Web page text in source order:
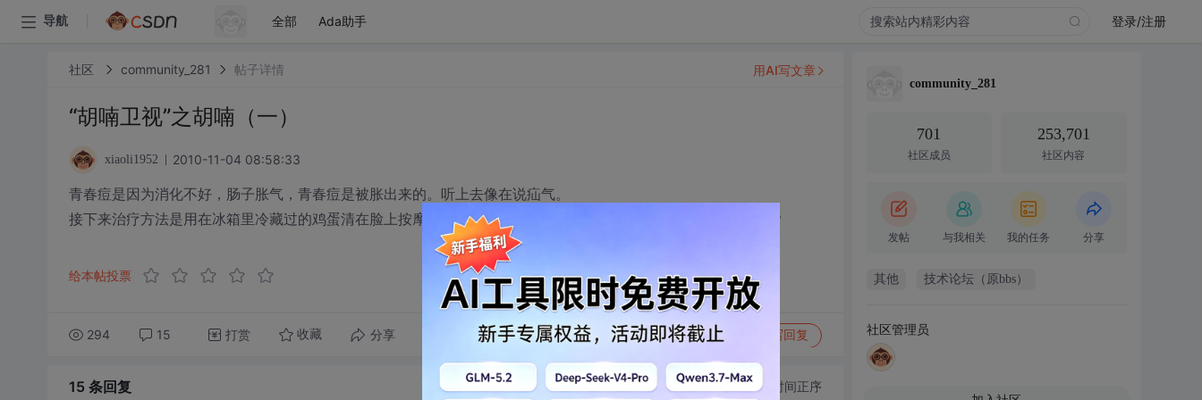
导航 全部 Ada助手 登录/注册
社区 community_281 帖子详情
“胡喃卫视”之胡喃（一）
xiaoli1952 2010-11-04 08:58:33
青春痘是因为消化不好，肠子胀气，青春痘是被胀出来的。听上去像在说疝气。
接下来治疗方法是用在冰箱里冷藏过的鸡蛋清在脸上按摩。冷藏过的鸡蛋清在脸上按摩能治消化不好，肠子胀气？
给本帖投票
294 15 打赏 收藏 分享 转发到动态 举报 写回复
用AI写文章
15 条回复 切换为时间正序
community_281
701
社区成员
253,701
社区内容
发帖 与我相关 我的任务 分享
其他 技术论坛（原bbs）
社区管理员